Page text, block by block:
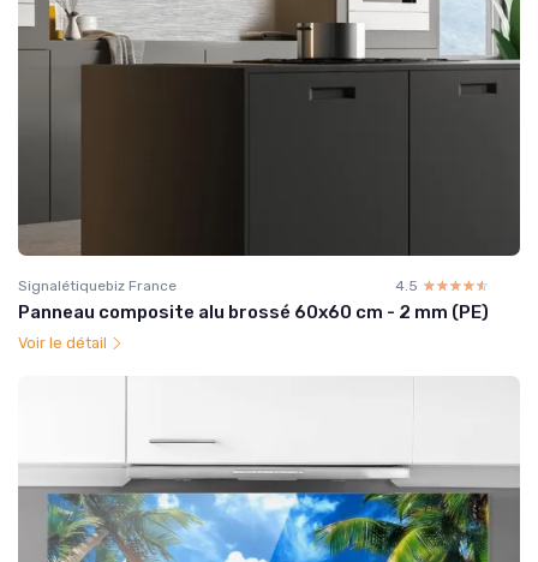
Signalétiquebiz France 4.5 ☆☆☆☆☆
★★★★★
Panneau composite alu brossé 60x60 cm - 2 mm (PE)
Voir le détail